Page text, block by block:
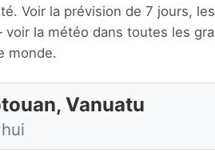
Voir la prévision de 7 jours, les
la météo dans toutes les
monde.
Vanuatu